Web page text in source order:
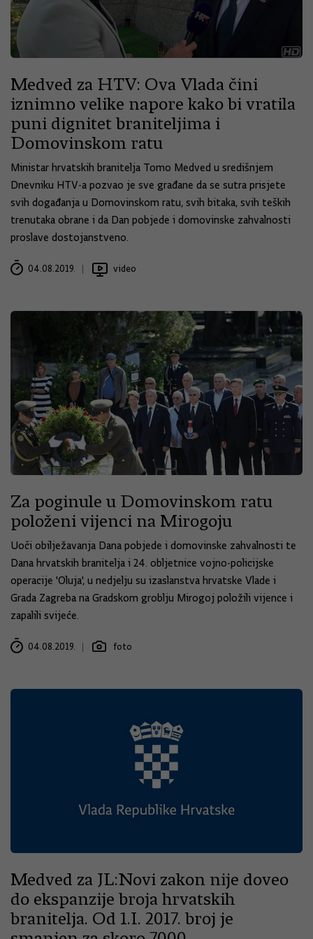
Medved za HTV: Ova Vlada čini
iznimno velike napore kako bi vratila
puni dignitet braniteljima i
Domovinskom ratu
Ministar hrvatskih branitelja Tomo Medved u središnjem
Dnevniku HTV-a pozvao je sve građane da se sutra prisjete
svih događanja u Domovinskom ratu, svih bitaka, svih teških
trenutaka obrane i da Dan pobjede i domovinske zahvalnosti
proslave dostojanstveno.
04.08.2019. video
Za poginule u Domovinskom ratu
položeni vijenci na Mirogoju
Uoči obilježavanja Dana pobjede i domovinske zahvalnosti te
Dana hrvatskih branitelja i 24. obljetnice vojno-policijske
operacije 'Oluja', u nedjelju su izaslanstva hrvatske Vlade i
Grada Zagreba na Gradskom groblju Mirogoj položili vijence i
zapalili svijeće.
04.08.2019. foto
Medved za JL:Novi zakon nije doveo
do ekspanzije broja hrvatskih
branitelja. Od 1.I. 2017. broj je